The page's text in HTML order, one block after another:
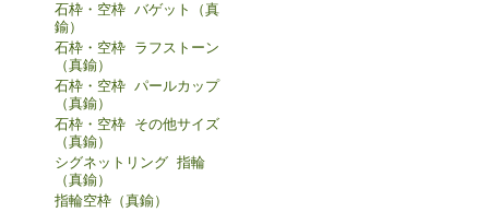
石枠・空枠 バゲット（真
鍮）
石枠・空枠 ラフストーン
（真鍮）
石枠・空枠 パールカップ
（真鍮）
石枠・空枠 その他サイズ
（真鍮）
シグネットリング 指輪
（真鍮）
指輪空枠（真鍮）